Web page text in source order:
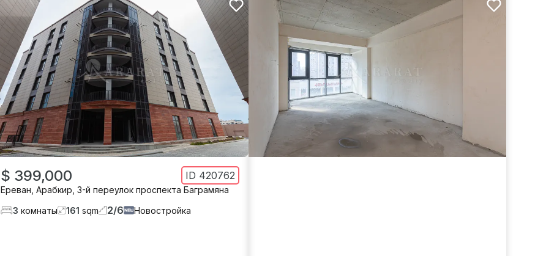
$ 399,000 ID 420762
Ереван Арабкир 3-й переулок проспекта Баграмяна
3 комнаты 161 sqm 2/6 Новостройка